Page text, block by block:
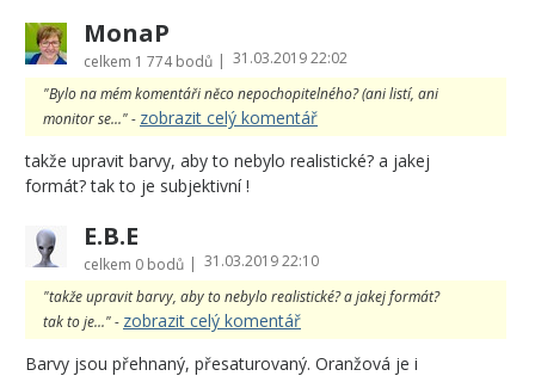
MonaP
celkem 1 774 bodů | 31.03.2019 22:02
"Bylo na mém komentáři něco nepochopitelného? (ani listí, ani
monitor se..." - zobrazit celý komentář
takže upravit barvy, aby to nebylo realistické? a jakej
formát? tak to je subjektivní !
E.B.E
celkem 0 bodů | 31.03.2019 22:10
"takže upravit barvy, aby to nebylo realistické? a jakej formát?
tak to je..." - zobrazit celý komentář
Barvy jsou přehnaný, přesaturovaný. Oranžová je i